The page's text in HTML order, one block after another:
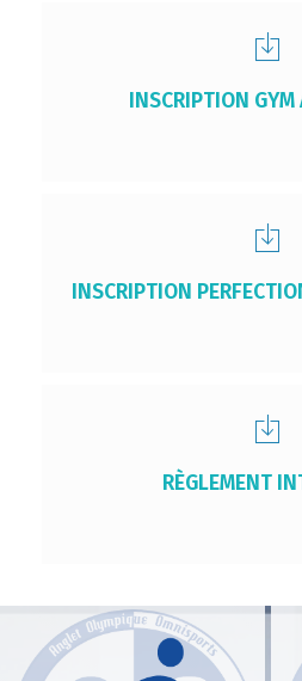
INSCRIPTION
INSCRIPTION
RÈGLEMENT